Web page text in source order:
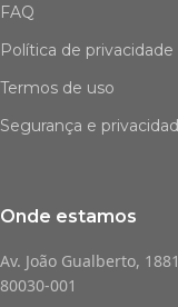
FAQ
Política de privacidade
Termos de uso
Segurança e
Onde estamos
Av. João Gualberto,
80030-001